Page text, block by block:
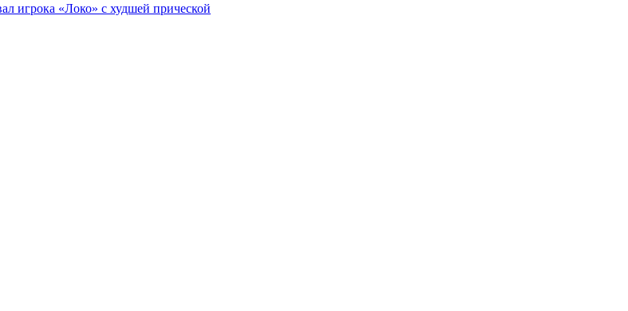
игрока «Локо» с худшей прической